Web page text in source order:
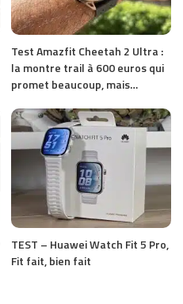
Test Amazfit Cheetah 2 Ultra :
la montre trail à 600 euros qui
promet beaucoup, mais…
TEST – Huawei Watch Fit 5 Pro,
Fit fait, bien fait